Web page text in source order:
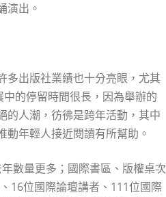
演出。
多出版社業績也十分亮眼，尤其
的停留時間很長，因為舉辦的
的人潮，彷彿是跨年活動，其中
年輕人接近閱讀有所幫助。
數量更多；國際書區、版權桌次
16位國際論壇講者、111位國際